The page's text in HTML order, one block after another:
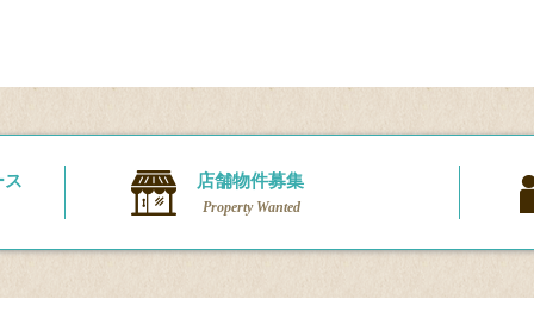
ス 店舗物件募集
Property Wanted